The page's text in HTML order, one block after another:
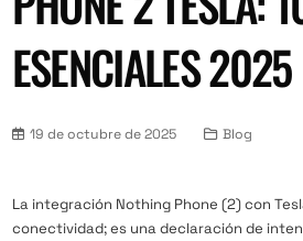
ESENCIALES 2025
19 de octubre de 2025 Blog
La integración Nothing Phone (2) con
conectividad; es una declaración de